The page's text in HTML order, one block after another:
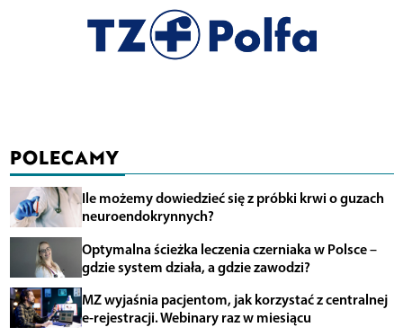
POLECAMY
Ile możemy dowiedzieć się z próbki krwi o guzach
neuroendokrynnych?
Optymalna ścieżka leczenia czerniaka w Polsce –
gdzie system działa, a gdzie zawodzi?
MZ wyjaśnia pacjentom, jak korzystać z centralnej
e-rejestracji. Webinary raz w miesiącu